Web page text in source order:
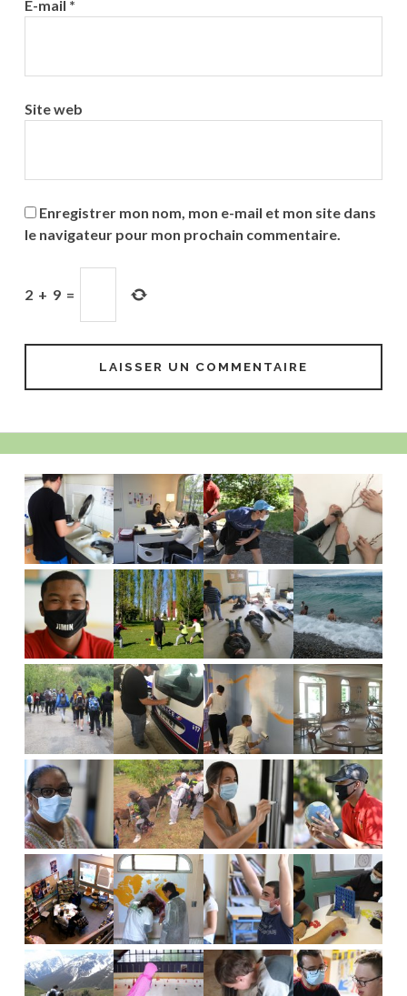
E-mail *
Site web
Enregistrer mon nom, mon e-mail et mon site dans
le navigateur pour mon prochain commentaire.
2 + 9 =
Barre
latérale
principale